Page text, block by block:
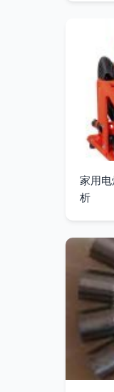
家用
析